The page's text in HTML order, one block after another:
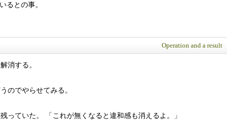
るとの事。
Operation and a result
消する。
のでやらせてみる。
っていた。 「これが無くなると違和感も消えるよ。」